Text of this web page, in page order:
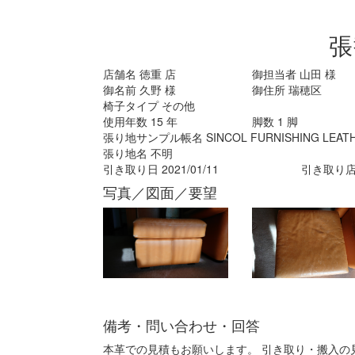
店舗名 徳重 店 御担当者 山田 様
御名前 久野 様 御住所 瑞穂区
椅子タイプ その他
使用年数 15 年 脚数 1 脚
張り地サンプル帳名 SINCOL FURNISHING
張り地名 不明
引き取り日 2021/01/11 引き取り
写真／図面／要望
備考・問い合わせ・回答
本革での見積もお願いします。 引き取り・搬入